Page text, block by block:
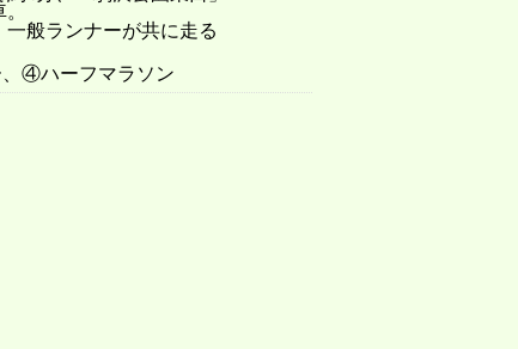
般ランナーが共に走る
④ハーフマラソン